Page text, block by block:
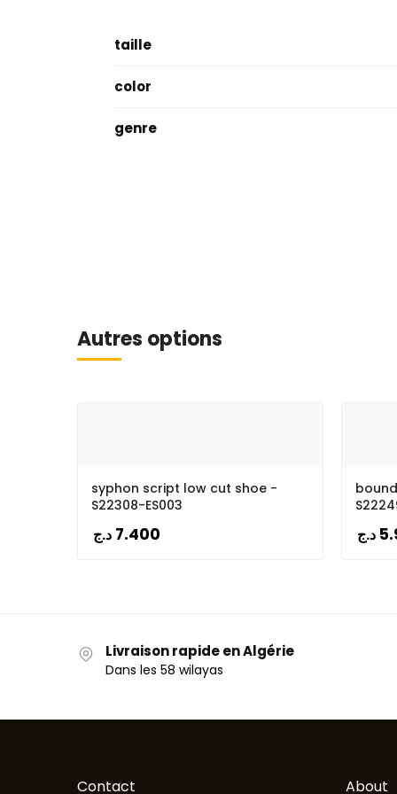
taille
color
genre
Autres options
syphon script low cut shoe -
S22308-ES003
7.400 د.ج د.ج
Livraison rapide en Algérie
Dans les 58 wilayas
Contact About